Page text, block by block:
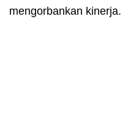
mengorbankan kinerja.